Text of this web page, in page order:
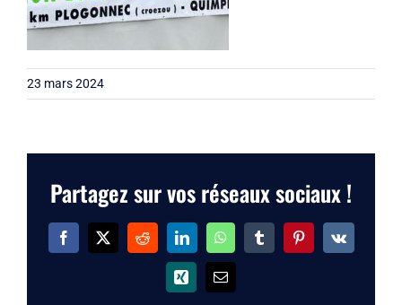
23 mars 2024
Partagez sur vos réseaux sociaux !
Facebook
X RedditLinkedInWhatsAppTumblrPinterest
Vk
Xing Email